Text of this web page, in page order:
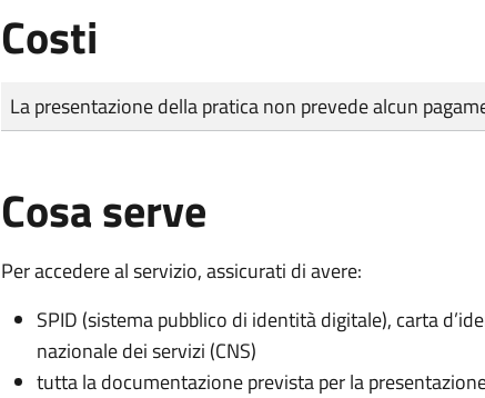
Costi
Tipo di pagamento
Importo
La presentazione della pratica non prevede alcun
Cosa serve
Per accedere al servizio, assicurati di avere:
SPID (sistema pubblico di identità digitale), carta
nazionale dei servizi (CNS)
tutta la documentazione prevista per la